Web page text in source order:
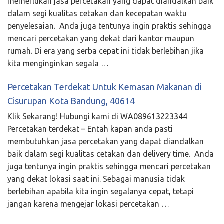
dalam segi kualitas cetakan dan kecepatan waktu
penyelesaian. Anda juga tentunya ingin praktis sehingga
mencari percetakan yang dekat dari kantor maupun
rumah. Di era yang serba cepat ini tidak berlebihan jika
kita menginginkan segala …
Percetakan Terdekat Untuk Kemasan Makanan di
Cisurupan Kota Bandung, 40614
Klik Sekarang! Hubungi kami di WA089613223344
Percetakan terdekat – Entah kapan anda pasti
membutuhkan jasa percetakan yang dapat diandalkan
baik dalam segi kualitas cetakan dan delivery time. Anda
juga tentunya ingin praktis sehingga mencari percetakan
yang dekat lokasi saat ini. Sebagai manusia tidak
berlebihan apabila kita ingin segalanya cepat, tetapi
jangan karena mengejar lokasi percetakan …